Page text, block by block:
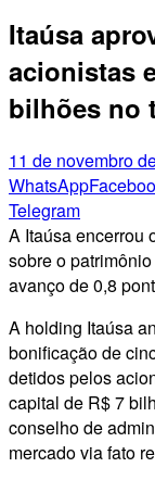
Itaúsa
acionistas
bilhões no
11 de novembro
WhatsApp
Telegram
A Itaúsa encerrou
sobre o
avanço de 0,8
A holding Itaúsa
bonificação de
detidos pelos
capital de R$ 7
conselho de
mercado via fato